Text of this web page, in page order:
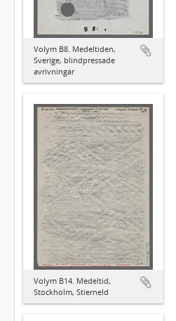
Volym B8. Medeltiden,
Sverige, blindpressade
avrivningar
Volym B14. Medeltid,
Stockholm, Stierneld